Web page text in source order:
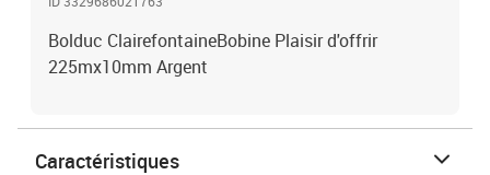
Bolduc ClairefontaineBobine Plaisir d'offrir
225mx10mm Argent
Caractéristiques